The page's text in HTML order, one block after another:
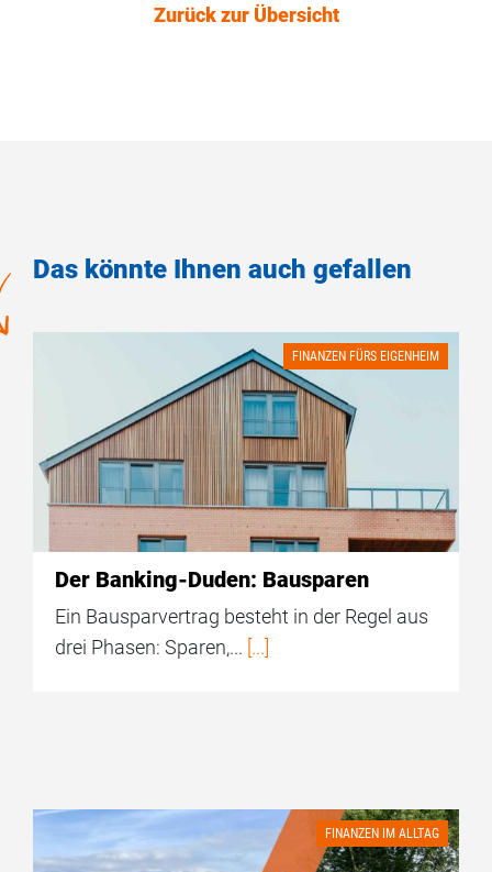
Zurück zur Übersicht
Das könnte Ihnen auch gefallen
FINANZEN FÜRS EIGENHEIM
Der Banking-Duden: Bausparen
Ein Bausparvertrag besteht in der Regel aus
drei Phasen: Sparen,... [...]
FINANZEN IM ALLTAG